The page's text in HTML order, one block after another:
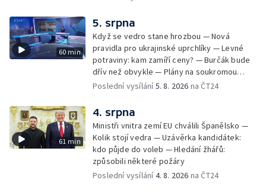
60 min
5. srpna
Když se vedro stane hrozbou — Nová
pravidla pro ukrajinské uprchlíky — Levné
potraviny: kam zamíří ceny? — Burčák bude
dřív než obvykle — Plány na soukromou
orbitální stanici
Poslední vysílání5. 8. 2026 na ČT24
61 min
4. srpna
Ministři vnitra zemí EU chválili Španělsko —
Kolik stojí vedra — Uzávěrka kandidátek:
kdo půjde do voleb — Hledání žhářů:
způsobili některé požáry
Poslední vysílání4. 8. 2026 na ČT24